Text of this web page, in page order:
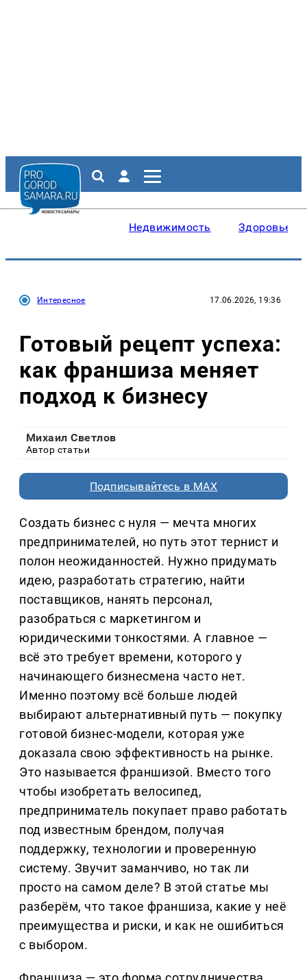
Недвижимость Здоровье
Интересное 17.06.2026, 19:36
Готовый рецепт успеха:
как франшиза меняет
подход к бизнесу
Михаил Светлов
Автор статьи
Подписывайтесь в MAX
Создать бизнес с нуля — мечта многих
предпринимателей, но путь этот тернист и
полон неожиданностей. Нужно придумать
идею, разработать стратегию, найти
поставщиков, нанять персонал,
разобраться с маркетингом и
юридическими тонкостями. А главное —
всё это требует времени, которого у
начинающего бизнесмена часто нет.
Именно поэтому всё больше людей
выбирают альтернативный путь — покупку
готовой бизнес-модели, которая уже
доказала свою эффективность на рынке.
Это называется франшизой. Вместо того
чтобы изобретать велосипед,
предприниматель покупает право работать
под известным брендом, получая
поддержку, технологии и проверенную
систему. Звучит заманчиво, но так ли
просто на самом деле? В этой статье мы
разберём, что такое франшиза, какие у неё
преимущества и риски, и как не ошибиться
с выбором.